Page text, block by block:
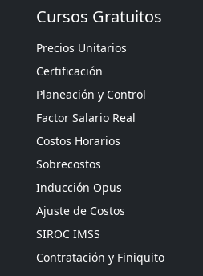
Cursos Gratuitos
Precios Unitarios
Certificación
Planeación y Control
Factor Salario Real
Costos Horarios
Sobrecostos
Inducción Opus
Ajuste de Costos
SIROC IMSS
Contratación y Finiquito